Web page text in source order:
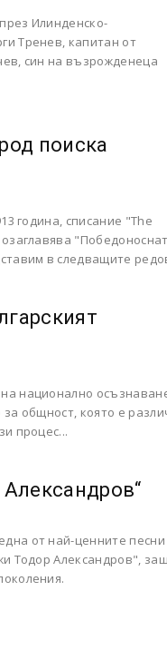
Илинденско-
Тренев, капитан от
син на възрожденеца
поиска
година, списание "The
в следващите
национално
общност, която е
процес...
от най-ценните песни
Тодор Александров",